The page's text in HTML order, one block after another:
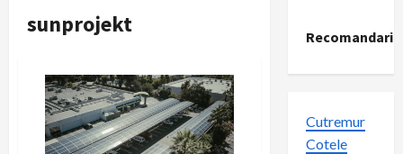
sunprojekt Recomandari
Cutremur
Cotele